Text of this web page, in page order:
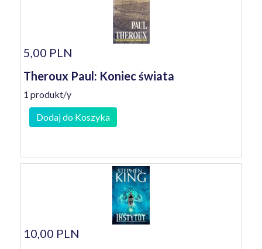
5,00 PLN
Theroux Paul: Koniec świata
1 produkt/y
Dodaj do Koszyka
10,00 PLN